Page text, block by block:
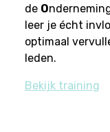
de O
leer je écht
optimaal
leden.
Bekijk training